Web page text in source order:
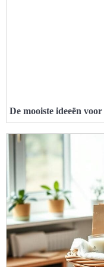
De mooiste ideeën